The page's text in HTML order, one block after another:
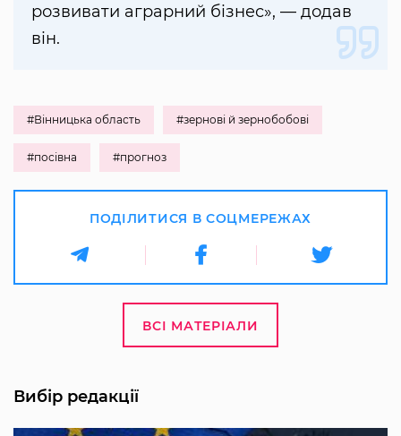
розвивати аграрний бізнес», — додав
він.
#Вінницька область #зернові й зернобобові
#посівна #прогноз
ПОДІЛИТИСЯ В СОЦМЕРЕЖАХ
ВСІ МАТЕРІАЛИ
Вибір редакції